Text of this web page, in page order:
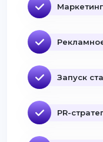
Запуск
PR-